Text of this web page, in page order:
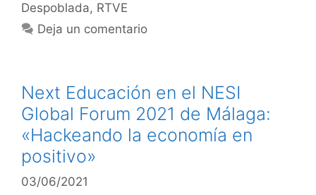
Despoblada, RTVE
Deja un comentario
Next Educación en el NESI
Global Forum 2021 de Málaga:
«Hackeando la economía en
positivo»
03/06/2021